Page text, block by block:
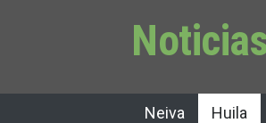
Neiva Huila